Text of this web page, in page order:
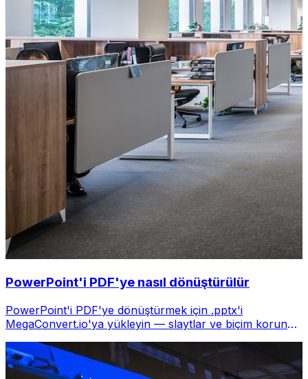
PowerPoint'i PDF'ye nasıl dönüştürülür
PowerPoint'i PDF'ye dönüştürmek için .pptx'i
MegaConvert.io'ya yükleyin — slaytlar ve biçim korunur,